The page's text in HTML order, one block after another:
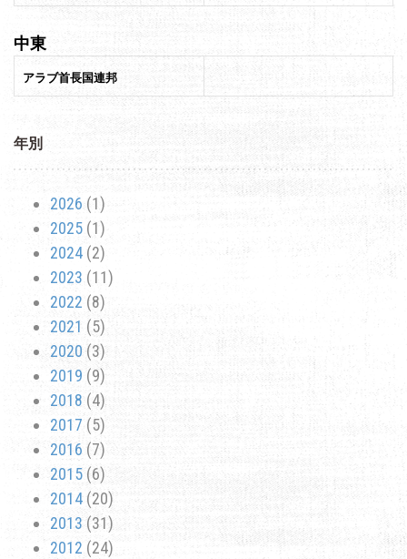
中東
アラブ首長国連邦
年別
2026 (1)
2025 (1)
2024 (2)
2023 (11)
2022 (8)
2021 (5)
2020(3)
2019 (9)
2018 (4)
2017 (5)
2016 (7)
2015 (6)
2014 (20)
2013 (31)
2012 (24)